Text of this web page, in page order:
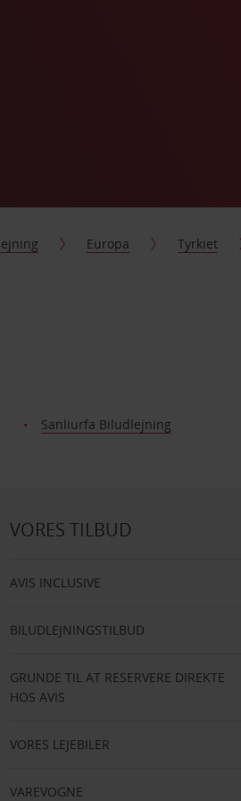
Europa Tyrkiet
Sanliurfa Biludlejning
VORES TILBUD
AVIS INCLUSIVE
BILUDLEJNINGSTILBUD
GRUNDE TIL AT RESERVERE DIREKTE
HOS AVIS
VORES LEJEBILER
VAREVOGNE